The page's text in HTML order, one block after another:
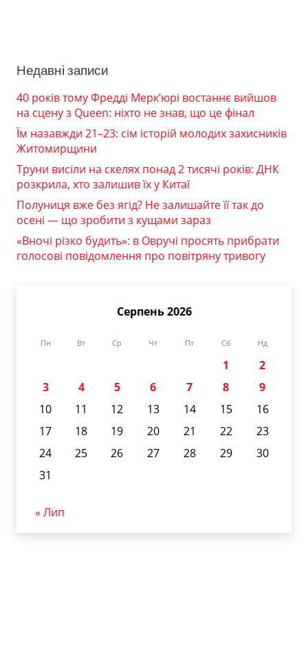
Недавні записи
40 років тому Фредді Мерк’юрі востаннє вийшов
на сцену з Queen: ніхто не знав, що це фінал
Їм назавжди 21–23: сім історій молодих захисників
Житомирщини
Труни висіли на скелях понад 2 тисячі років: ДНК
розкрила, хто залишив їх у Китаї
Полуниця вже без ягід? Не залишайте її так до
осені — що зробити з кущами зараз
«Вночі різко будить»: в Овручі просять прибрати
голосові повідомлення про повітряну тривогу
Серпень 2026
Пн Вт Ср Чт Пт Сб Нд
1
2
3
4 5 6 7 8
9
10
11 12 13 14 15
16
17
18 19 20 21 22
23
24
25 26 27 28 29
30
31
« Лип